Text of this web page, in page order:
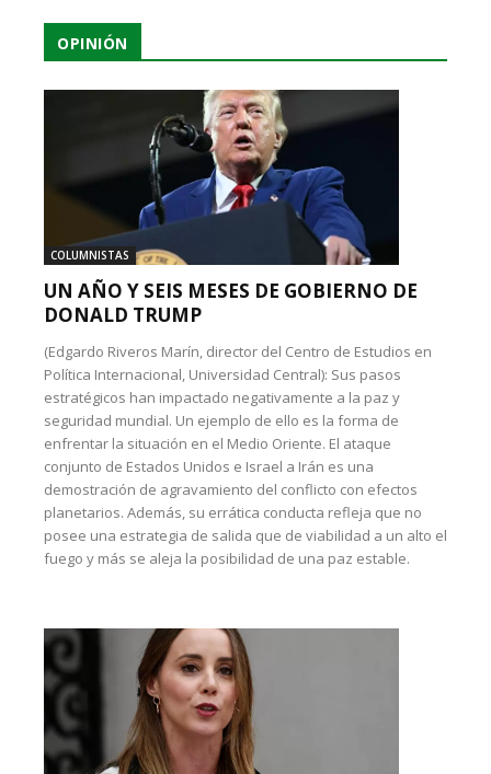
OPINIÓN
COLUMNISTAS
UN AÑO Y SEIS MESES DE GOBIERNO DE
DONALD TRUMP
(Edgardo Riveros Marín, director del Centro de Estudios en
Política Internacional, Universidad Central): Sus pasos
estratégicos han impactado negativamente a la paz y
seguridad mundial. Un ejemplo de ello es la forma de
enfrentar la situación en el Medio Oriente. El ataque
conjunto de Estados Unidos e Israel a Irán es una
demostración de agravamiento del conflicto con efectos
planetarios. Además, su errática conducta refleja que no
posee una estrategia de salida que de viabilidad a un alto el
fuego y más se aleja la posibilidad de una paz estable.